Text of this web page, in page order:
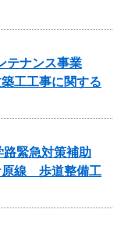
テナンス事業
工工事に関する
緊急対策補助
原線 歩道整備工